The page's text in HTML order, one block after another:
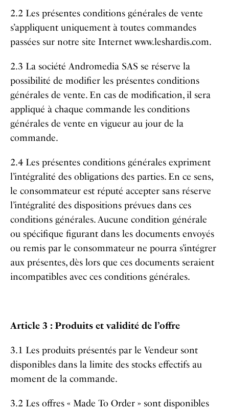
2.2 Les présentes conditions générales de vente
s’appliquent uniquement à toutes commandes
passées sur notre site Internet www.leshardis.com.
2.3 La société Andromedia SAS se réserve la
possibilité de modifier les présentes conditions
générales de vente. En cas de modification, il sera
appliqué à chaque commande les conditions
générales de vente en vigueur au jour de la
commande.
2.4 Les présentes conditions générales expriment
l’intégralité des obligations des parties. En ce sens,
le consommateur est réputé accepter sans réserve
l’intégralité des dispositions prévues dans ces
conditions générales. Aucune condition générale
ou spécifique figurant dans les documents envoyés
ou remis par le consommateur ne pourra s’intégrer
aux présentes, dès lors que ces documents seraient
incompatibles avec ces conditions générales.
Article 3 : Produits et validité de l’offre
3.1 Les produits présentés par le Vendeur sont
disponibles dans la limite des stocks effectifs au
moment de la commande.
3.2 Les offres « Made To Order » sont disponibles